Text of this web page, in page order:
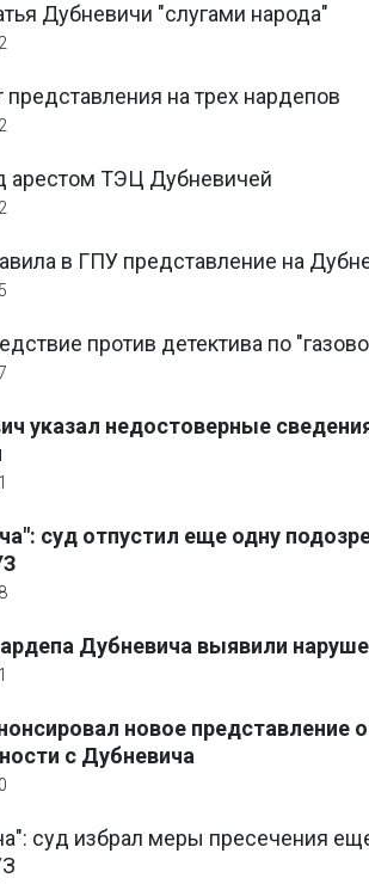
Дубневичи "слугами народа"
на трех нардепов
арестом ТЭЦ Дубневичей
в ГПУ представление на
против детектива по
указал недостоверные
суд отпустил еще одну
Дубневича выявили
новое представление
с Дубневича
суд избрал меры пресечения